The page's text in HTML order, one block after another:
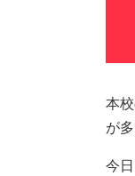
本
が
今